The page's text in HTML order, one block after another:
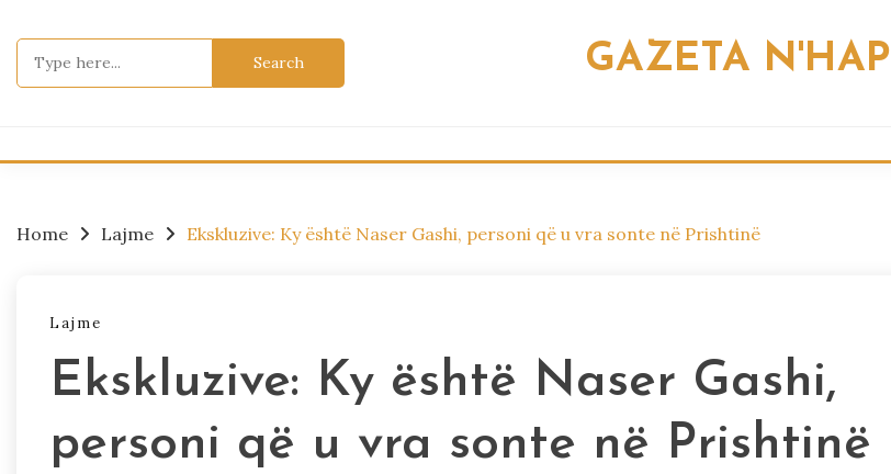
to
content
GAZETA N'HAP
Home Lajme Ekskluzive: Ky është Naser Gashi, personi që u vra sonte në Prishtinë
Lajme
Ekskluzive: Ky është Naser Gashi,
personi që u vra sonte në Prishtinë